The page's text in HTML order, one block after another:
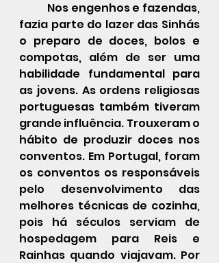
fazia parte do lazer das Sinhás
o preparo de doces, bolos e
compotas, além de ser uma
habilidade fundamental para
as jovens. As ordens religiosas
portuguesas também tiveram
grande influência. Trouxeram o
hábito de produzir doces nos
conventos. Em Portugal, foram
os conventos os responsáveis
pelo desenvolvimento das
melhores técnicas de cozinha,
pois há séculos serviam de
hospedagem para Reis e
Rainhas quando viajavam. Por